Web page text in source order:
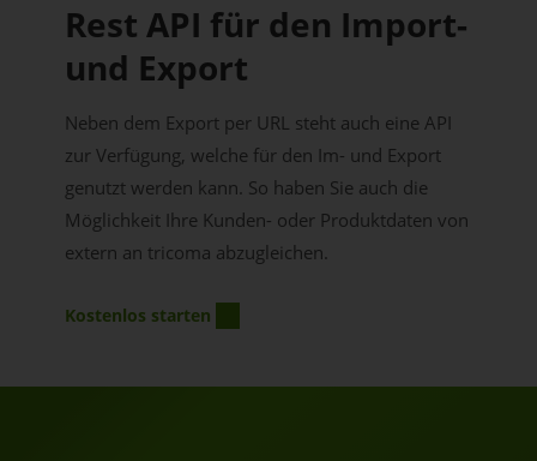
Rest API für den Import-
und Export
Neben dem Export per URL steht auch eine API
zur Verfügung, welche für den Im- und Export
genutzt werden kann. So haben Sie auch die
Möglichkeit Ihre Kunden- oder Produktdaten von
extern an tricoma abzugleichen.
Kostenlos starten